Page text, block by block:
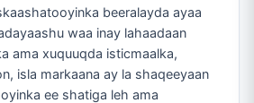
beeralayda ayaa
waa inay lahaadaan
ama xuquuqda isticmaalka,
isla markaana ay la shaqeeyaan
ee shatiga leh ama